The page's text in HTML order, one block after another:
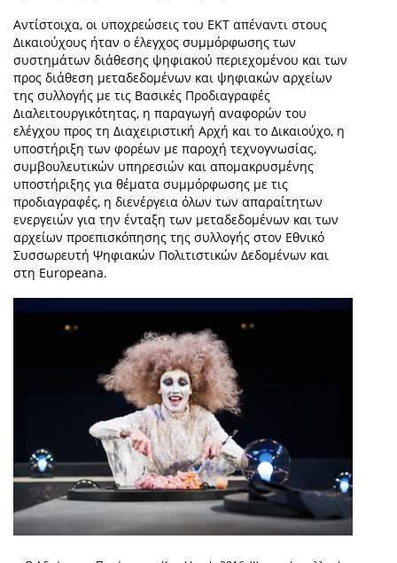
Αντίστοιχα, οι υποχρεώσεις του ΕΚΤ απέναντι στους
Δικαιούχους ήταν ο έλεγχος συμμόρφωσης των
συστημάτων διάθεσης ψηφιακού περιεχομένου και των
προς διάθεση μεταδεδομένων και ψηφιακών αρχείων
της συλλογής με τις Βασικές Προδιαγραφές
Διαλειτουργικότητας, η παραγωγή αναφορών του
ελέγχου προς τη Διαχειριστική Αρχή και το Δικαιούχο, η
υποστήριξη των φορέων με παροχή τεχνογνωσίας,
συμβουλευτικών υπηρεσιών και απομακρυσμένης
υποστήριξης για θέματα συμμόρφωσης με τις
προδιαγραφές, η διενέργεια όλων των απαραίτητων
ενεργειών για την ένταξη των μεταδεδομένων και των
αρχείων προεπισκόπησης της συλλογής στον Εθνικό
Συσσωρευτή Ψηφιακών Πολιτιστικών Δεδομένων και
στη Europeana.